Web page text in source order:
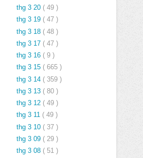
thg 3 20 ( 49 )
thg 3 19 ( 47 )
thg 3 18 ( 48 )
thg 3 17 ( 47 )
thg 3 16 ( 9 )
thg 3 15 ( 665 )
thg 3 14 ( 359 )
thg 3 13 ( 80 )
thg 3 12 ( 49 )
thg 3 11 ( 49 )
thg 3 10 ( 37 )
thg 3 09 ( 29 )
thg 3 08 ( 51 )